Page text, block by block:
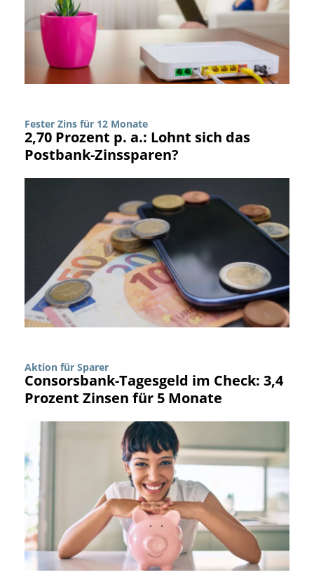
Fester Zins für 12 Monate
2,70 Prozent p. a.: Lohnt sich das
Postbank-Zinssparen?
Aktion für Sparer
Consorsbank-Tagesgeld im Check: 3,4
Prozent Zinsen für 5 Monate